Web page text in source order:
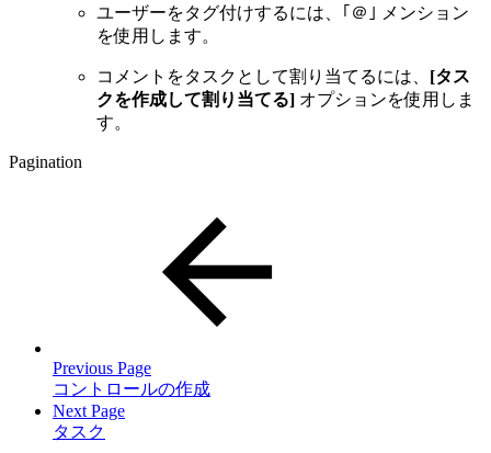
ユーザーをタグ付けするには、｢＠｣ メンション
を使用します。
コメントをタスクとして割り当てるには、 [タス
クを作成して割り当てる] オプションを使用しま
す。
Pagination
Previous Page
コントロールの作成
Next Page
タスク